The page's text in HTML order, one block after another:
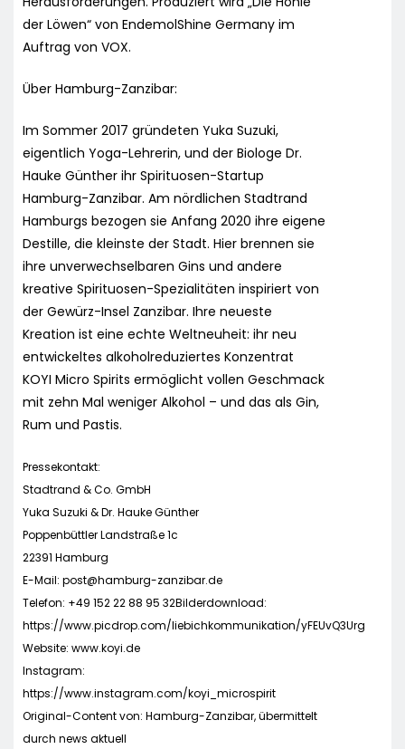
der Löwen“ von EndemolShine Germany im
Auftrag von VOX.
Über Hamburg-Zanzibar:
Im Sommer 2017 gründeten Yuka Suzuki,
eigentlich Yoga-Lehrerin, und der Biologe Dr.
Hauke Günther ihr Spirituosen-Startup
Hamburg-Zanzibar. Am nördlichen Stadtrand
Hamburgs bezogen sie Anfang 2020 ihre eigene
Destille, die kleinste der Stadt. Hier brennen sie
ihre unverwechselbaren Gins und andere
kreative Spirituosen-Spezialitäten inspiriert von
der Gewürz-Insel Zanzibar. Ihre neueste
Kreation ist eine echte Weltneuheit: ihr neu
entwickeltes alkoholreduziertes Konzentrat
KOYI Micro Spirits ermöglicht vollen Geschmack
mit zehn Mal weniger Alkohol – und das als Gin,
Rum und Pastis.
Pressekontakt:
Stadtrand & Co. GmbH
Yuka Suzuki & Dr. Hauke Günther
Poppenbüttler Landstraße 1c
22391 Hamburg
E-Mail: post@hamburg-zanzibar.de
Telefon: +49 152 22 88 95 32Bilderdownload:
https://www.picdrop.com/liebichkommunikation/yFEUvQ3Urg
Website: www.koyi.de
Instagram:
https://www.instagram.com/koyi_microspirit
Original-Content von: Hamburg-Zanzibar, übermittelt
durch news aktuell